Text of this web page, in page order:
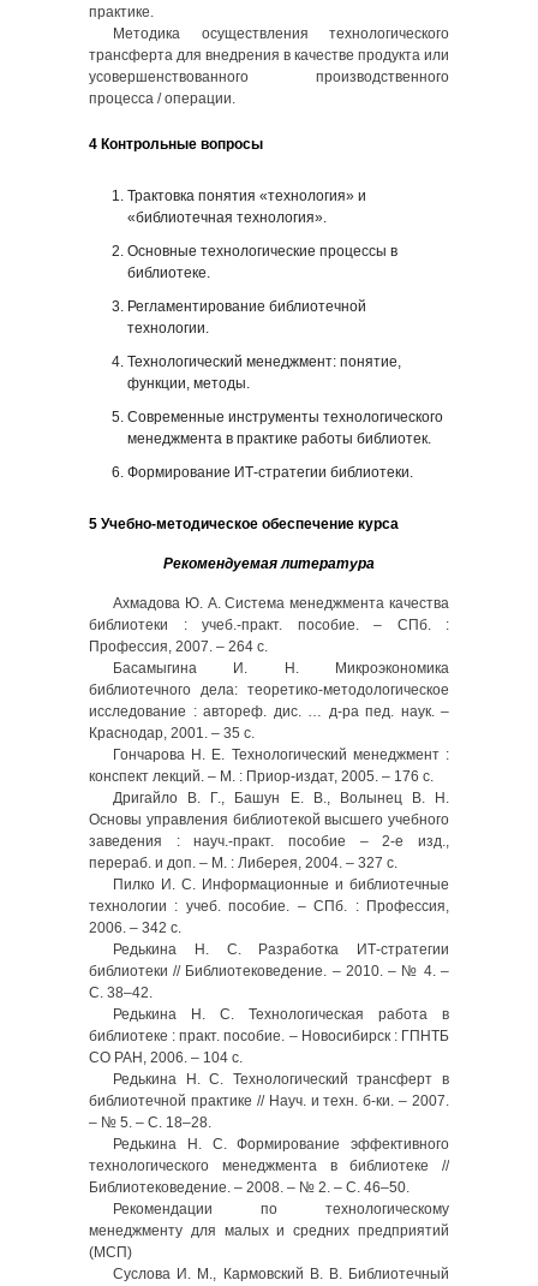
практике.
Методика осуществления технологического
трансферта для внедрения в качестве продукта или
усовершенствованного производственного
процесса / операции.
4 Контрольные вопросы
Трактовка понятия «технология» и
«библиотечная технология».
Основные технологические процессы в
библиотеке.
Регламентирование библиотечной
технологии.
Технологический менеджмент: понятие,
функции, методы.
Современные инструменты технологического
менеджмента в практике работы библиотек.
Формирование ИТ-стратегии библиотеки.
5 Учебно-методическое обеспечение курса
Рекомендуемая литература
Ахмадова Ю. А. Система менеджмента качества
библиотеки : учеб.-практ. пособие. – СПб. :
Профессия, 2007. – 264 с.
Басамыгина И. Н. Микроэкономика
библиотечного дела: теоретико-методологическое
исследование : автореф. дис. … д-ра пед. наук. –
Краснодар, 2001. – 35 с.
Гончарова Н. Е. Технологический менеджмент :
конспект лекций. – М. : Приор-издат, 2005. – 176 с.
Дригайло В. Г., Башун Е. В., Волынец В. Н.
Основы управления библиотекой высшего учебного
заведения : науч.-практ. пособие – 2-е изд.,
перераб. и доп. – М. : Либерея, 2004. – 327 с.
Пилко И. С. Информационные и библиотечные
технологии : учеб. пособие. – СПб. : Профессия,
2006. – 342 с.
Редькина Н. С. Разработка ИТ-стратегии
библиотеки // Библиотековедение. – 2010. – № 4. –
С. 38–42.
Редькина Н. С. Технологическая работа в
библиотеке : практ. пособие. – Новосибирск : ГПНТБ
СО РАН, 2006. – 104 с.
Редькина Н. С. Технологический трансферт в
библиотечной практике // Науч. и техн. б-ки. – 2007.
– № 5. – С. 18–28.
Редькина Н. С. Формирование эффективного
технологического менеджмента в библиотеке //
Библиотековедение. – 2008. – № 2. – С. 46–50.
Рекомендации по технологическому
менеджменту для малых и средних предприятий
(МСП)
Суслова И. М., Кармовский В. В. Библиотечный